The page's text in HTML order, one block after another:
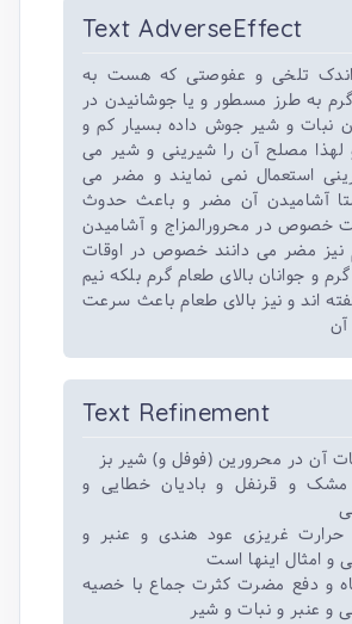
Text AdverseEffect
تلخی و عفوصتی که هست به
به طرز مسطور و یا جوشانیدن در
نبات و شیر جوش داده بسیار کم و
لهذا مصلح آن را شیرینی و شیر می
استعمال نمی نمایند و مضر می
آشامیدن آن مضر و باعث حدوث
خصوص در محرورالمزاج و آشامیدن
نیز مضر می دانند خصوص در اوقات
و جوانان بالای طعام گرم بلکه نیم
اند و نیز بالای طعام باعث سرعت
آن
Text Refinement
آن در محرورین (فوفل و) شیر بز
مشک و قرنفل و بادیان خطایی و
غریزی عود هندی و عنبر و
و امثال اینها است
و دفع مضرت کثرت جماع با خصیه
و عنبر و نبات و شیر